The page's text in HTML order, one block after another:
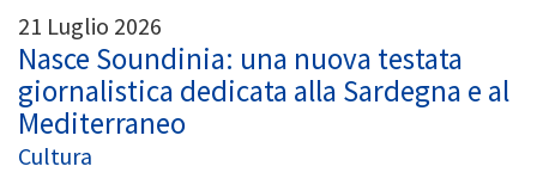
21 Luglio 2026
Nasce Soundinia: una nuova testata
giornalistica dedicata alla Sardegna e al
Mediterraneo
Cultura